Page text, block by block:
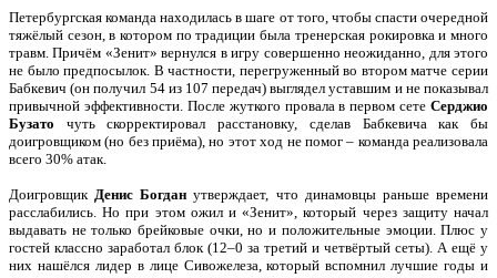
Петербургская команда находилась в шаге от того, чтобы спасти очередной
тяжёлый сезон, в котором по традиции была тренерская рокировка и много
травм. Причём «Зенит» вернулся в игру совершенно неожиданно, для этого
не было предпосылок. В частности, перегруженный во втором матче серии
Бабкевич (он получил 54 из 107 передач) выглядел уставшим и не показывал
привычной эффективности. После жуткого провала в первом сете Серджио
Бузато чуть скорректировал расстановку, сделав Бабкевича как бы
доигровщиком (но без приёма), но этот ход не помог – команда реализовала
всего 30% атак.
ДоигровщикДенис Богдан утверждает, что динамовцы раньше времени
расслабились. Но при этом ожил и «Зенит», который через защиту начал
выдавать не только брейковые очки, но и положительные эмоции. Плюс у
гостей классно заработал блок (12–0 за третий и четвёртый сеты). А ещё у
них нашёлся лидер в лице Сивожелеза, который вспомнил лучшие годы и